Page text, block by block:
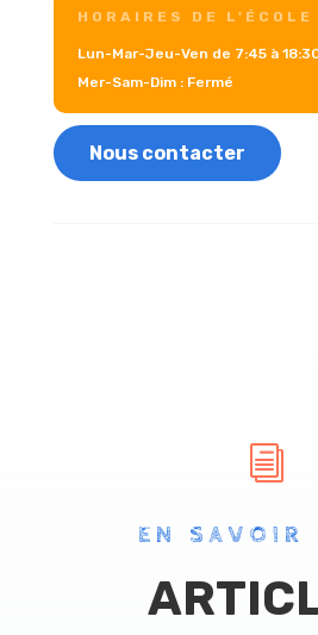
HORAIRES DE L'ÉCOLE
Lun-Mar-Jeu-Ven de 7:45 à
Mer-Sam-Dim : Fermé
Nous contacter
i
EN SAVOIR